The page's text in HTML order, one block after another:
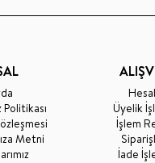
Metni
Üyelik
İşlem
İade